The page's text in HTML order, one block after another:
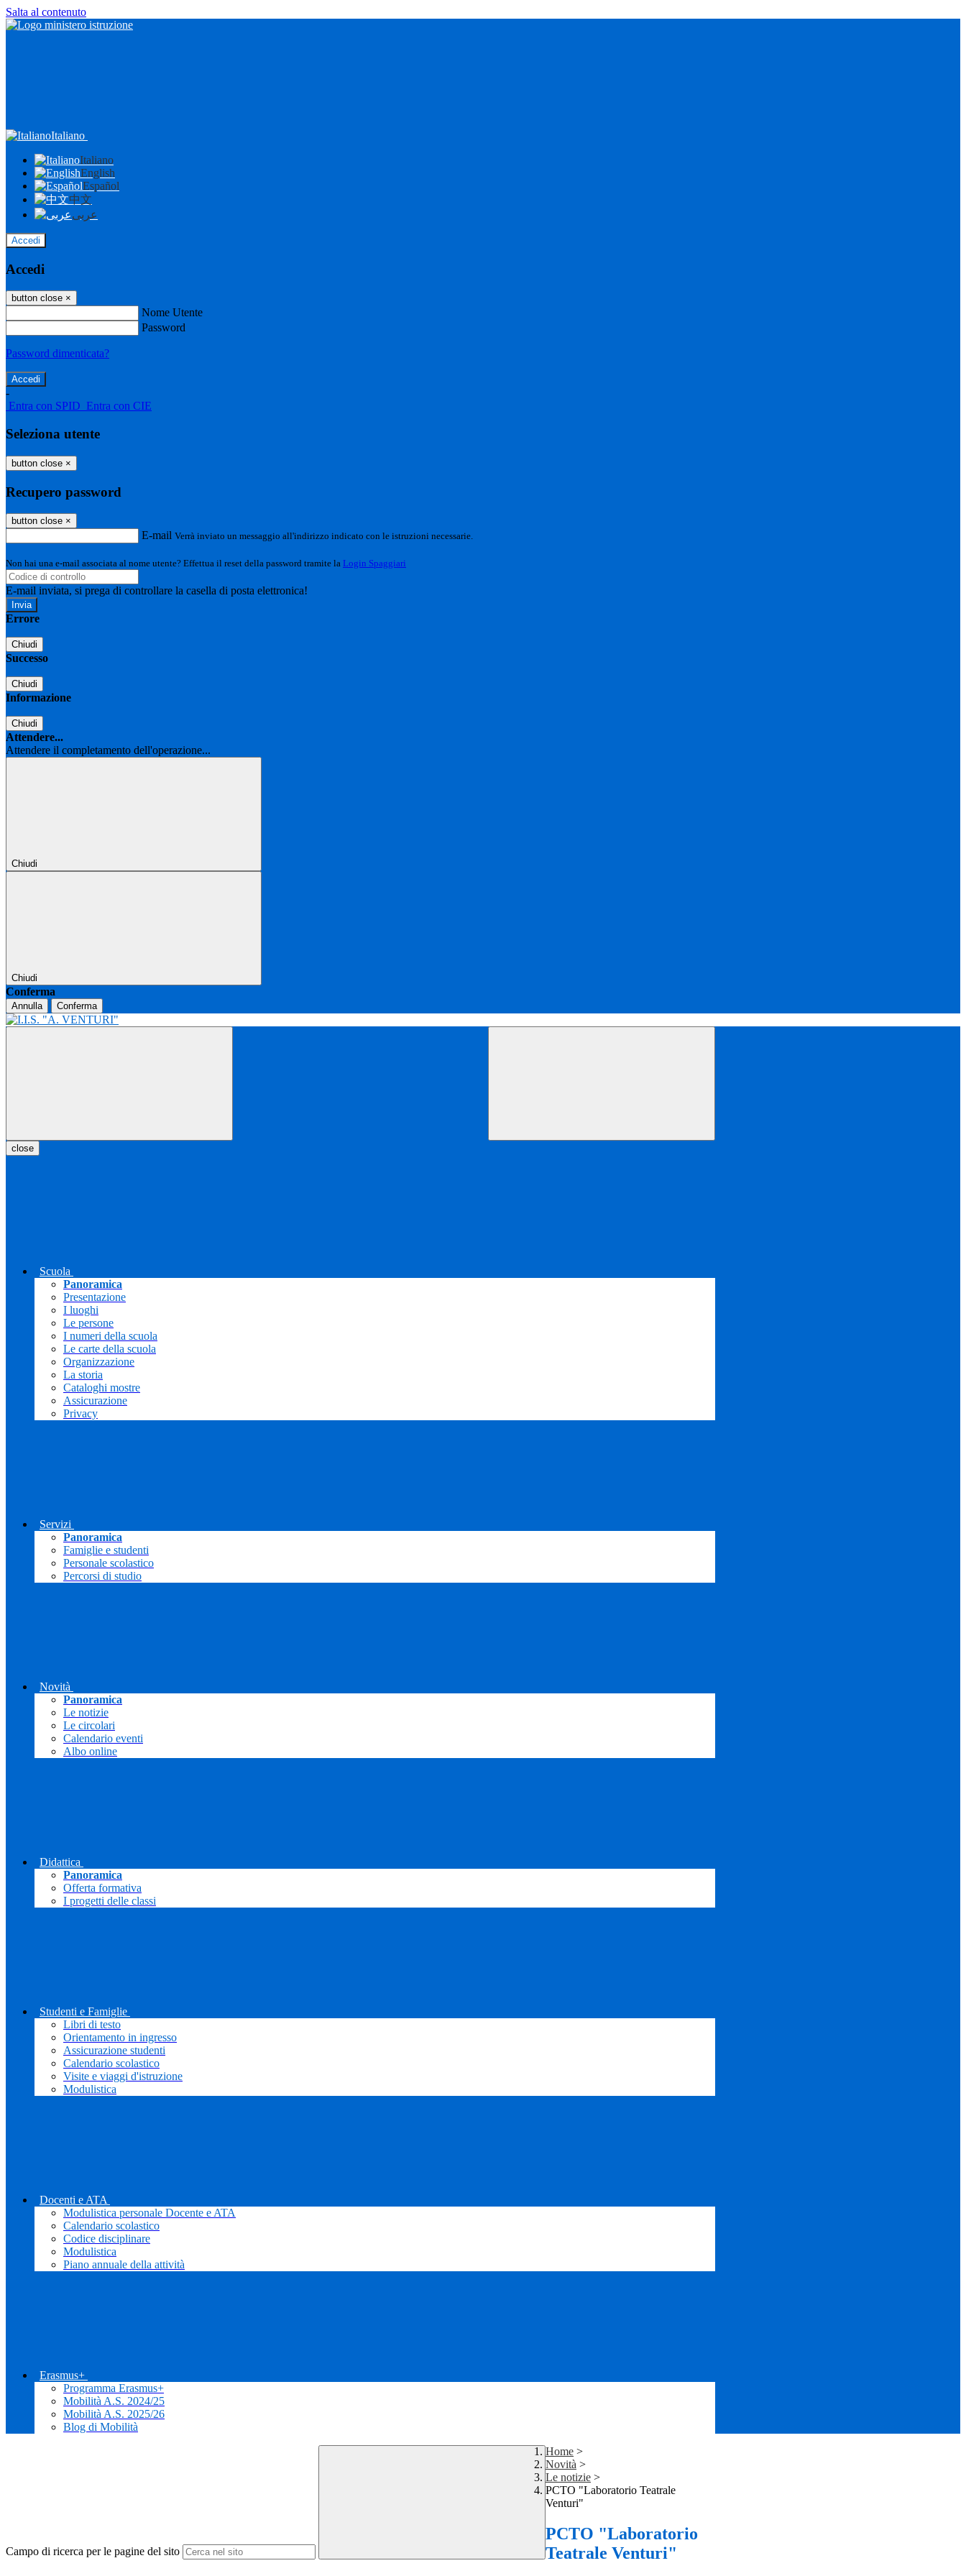
Salta al contenuto
Italiano
Italiano
English
Español
中文
عربى
Accedi
Accedi
button close ×
Nome Utente
Password
Password dimenticata?
-
Entra con SPID Entra con CIE
Seleziona utente
button close ×
Recupero password
button close ×
E-mail Verrà inviato un messaggio all'indirizzo indicato con le istruzioni necessarie.
Non hai una e-mail associata al nome utente? Effettua il reset della password tramite la Login Spaggiari
E-mail inviata, si prega di controllare la casella di posta elettronica!
Errore
Chiudi
Successo
Chiudi
Informazione
Chiudi
Attendere...
Attendere il completamento dell'operazione...
Chiudi
Chiudi
Conferma
Annulla Conferma
close
Scuola
Panoramica
Presentazione
I luoghi
Le persone
I numeri della scuola
Le carte della scuola
Organizzazione
La storia
Cataloghi mostre
Assicurazione
Privacy
Servizi
Panoramica
Famiglie e studenti
Personale scolastico
Percorsi di studio
Novità
Panoramica
Le notizie
Le circolari
Calendario eventi
Albo online
Didattica
Panoramica
Offerta formativa
I progetti delle classi
Studenti e Famiglie
Libri di testo
Orientamento in ingresso
Assicurazione studenti
Calendario scolastico
Visite e viaggi d'istruzione
Modulistica
Docenti e ATA
Modulistica personale Docente e ATA
Calendario scolastico
Codice disciplinare
Modulistica
Piano annuale della attività
Erasmus+
Programma Erasmus+
Mobilità A.S. 2024/25
Mobilità A.S. 2025/26
Blog di Mobilità
Campo di ricerca per le pagine del sito
Home >
Novità >
Le notizie >
PCTO "Laboratorio Teatrale
Venturi"
PCTO "Laboratorio
Teatrale Venturi"